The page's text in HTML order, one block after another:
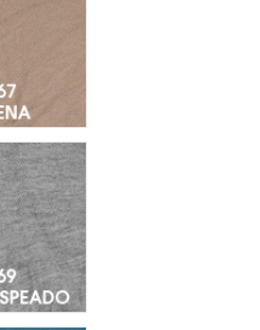
Gris Jaspeado169